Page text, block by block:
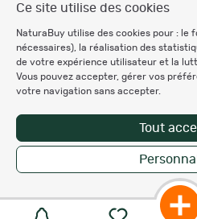
Ce site utilise des cookies
NaturaBuy utilise des cookies pour : le
nécessaires), la réalisation des
de votre expérience utilisateur et la
Vous pouvez accepter, gérer vos
votre navigation sans accepter.
Tout
Enregistrer
Informations légales
Charte éthique
Mentions légales
Règlement & Conditions d'utilisation
des données personnelles
Personnalisation des cookies
Copyright © 2007-2026 NaturaBuy. Tous
Les marques commerciales mentionnées
respectifs in